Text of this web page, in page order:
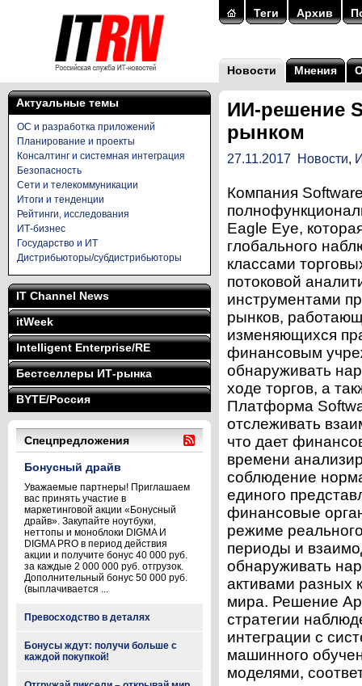
Теги Архив
Новости Мнения
Актуальные темы
ОС и разработка приложений
Планирование и проекты
Консалтинг и системная интеграция
Безопасность
Сети и телекоммуникации
Итоги и тенденции
Рейтинги, исследования
ИТ-бизнес
Государство и ИТ
Дистрибьюторы/субдистрибьюторы
IT Channel News
itWeek
Intelligent Enterprise/RE
Бестселлеры ИТ-рынка
BYTE/Россия
Спецпредложения
Бонусный драйв
Уважаемые партнеры! Приглашаем
вас принять участие в
маркетинговой акции «Бонусный
драйв». Закупайте ноутбуки,
неттопы и моноблоки DIGMA И
DIGMA PRO в период действия
акции и получите бонус 40 000 руб.
за каждые 2 000 000 руб. отгрузок.
Дополнительный бонус 50 000 руб.
(выплачивается ...
Превосходство в деталях
Бонусы ждут: получи больше с
каждой покупкой!
ИИ-решение
рынком
27.11.2017 Новости,
Компания
Eagle Eye,
глобального
классами
потоковой
инструментами
рынков,
изменяющихся
финансовым
обнаруживать
ходе торгов, а
Платформа
отслеживать
что дает
времени
соблюдение
единого
финансовые
режиме
периоды и
обнаруживать
активами разных
мира. Решение
стратегии
интеграции с
машинного
моделями,